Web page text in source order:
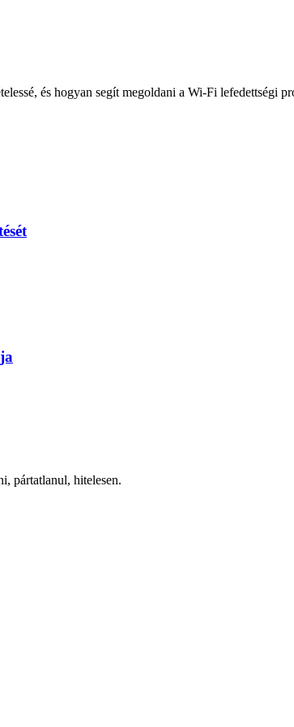
és hogyan segít megoldani a Wi-Fi lefedettségi
pártatlanul, hitelesen.